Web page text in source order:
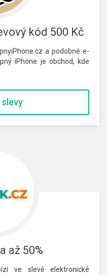
kód 500 Kč
a podobné e-
iPhone je obchod, kde
až 50%
ve slevě elektronické